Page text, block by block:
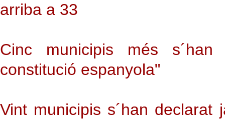
arriba a 33
Cinc municipis més
constitució espanyola"
Vint municipis s´han